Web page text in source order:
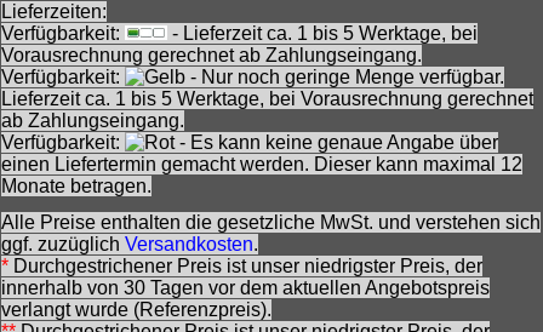
Lieferzeiten:
Verfügbarkeit:
- Lieferzeit ca. 1 bis 5 Werktage, bei
Vorausrechnung gerechnet ab Zahlungseingang.
Verfügbarkeit:
- Nur noch geringe Menge verfügbar.
Lieferzeit ca. 1 bis 5 Werktage, bei Vorausrechnung gerechnet
ab Zahlungseingang.
Verfügbarkeit:
- Es kann keine genaue Angabe über
einen Liefertermin gemacht werden. Dieser kann maximal 12
Monate betragen.
Alle Preise enthalten die gesetzliche MwSt. und verstehen sich
ggf. zuzüglich Versandkosten.
* Durchgestrichener Preis ist unser niedrigster Preis, der
innerhalb von 30 Tagen vor dem aktuellen Angebotspreis
verlangt wurde (Referenzpreis).